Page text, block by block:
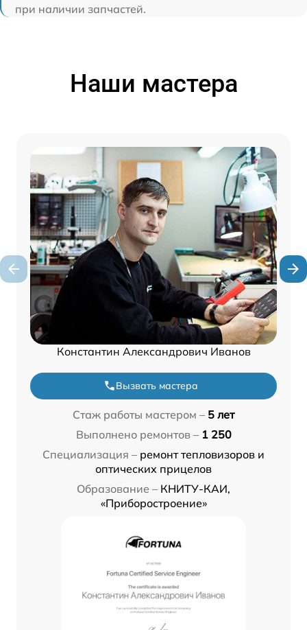
при наличии запчастей.
Наши мастера
Константин Александрович Иванов
Вызвать мастера
Стаж работы мастером – 5 лет
Выполнено ремонтов – 1 250
Специализация – ремонт тепловизоров и
оптических прицелов
Образование – КНИТУ-КАИ,
«Приборостроение»